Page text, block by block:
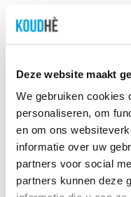
Deze website maakt
We gebruiken cookies
personaliseren, om
en om ons
informatie over uw
partners voor social
partners kunnen deze
Op = Op